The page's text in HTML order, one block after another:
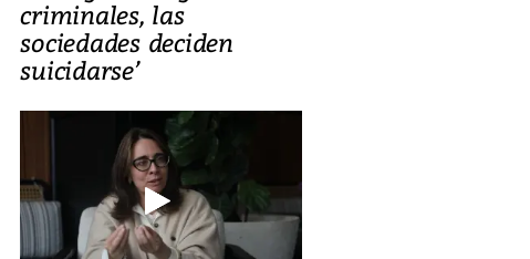
criminales, las
sociedades deciden
suicidarse’